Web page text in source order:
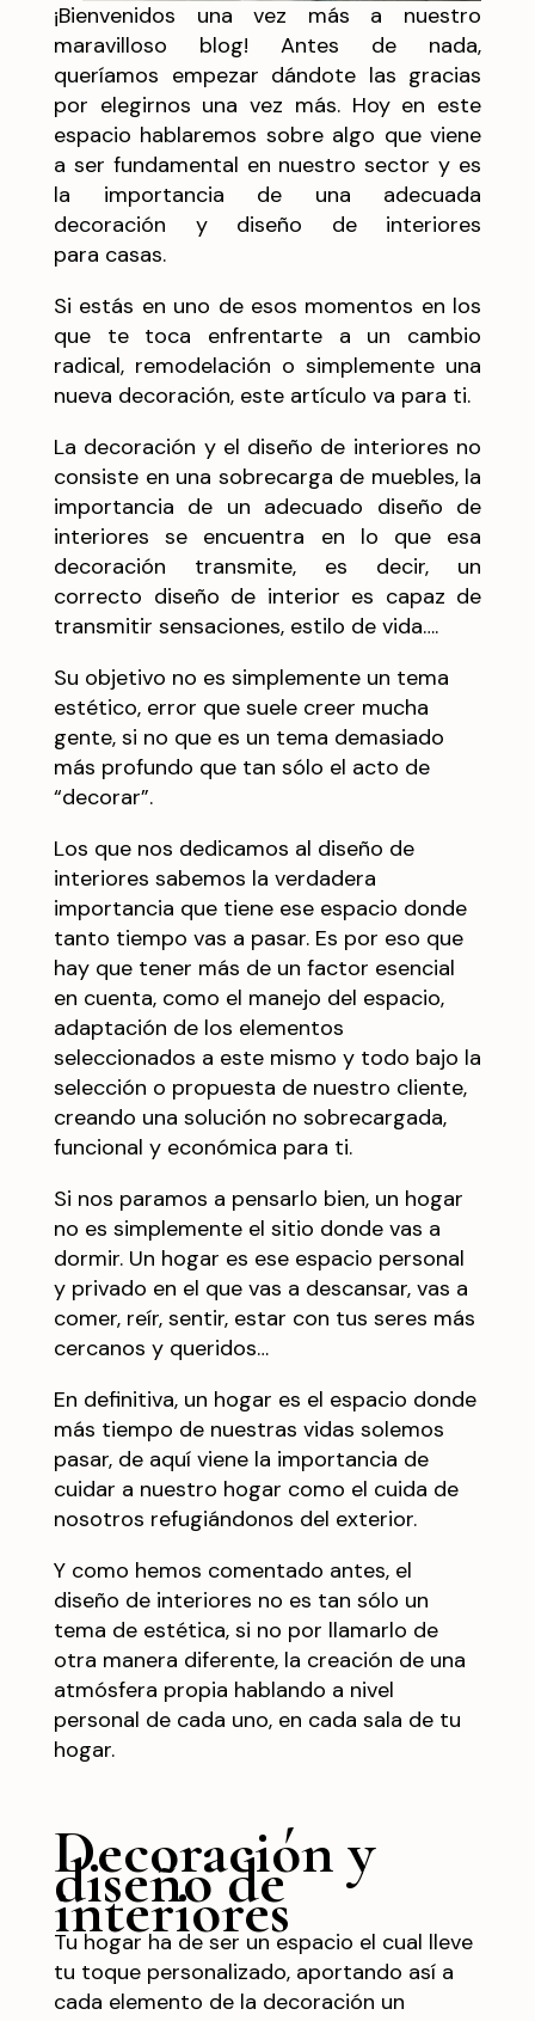
¡Bienvenidos una vez más a nuestro
maravilloso blog! Antes de nada,
queríamos empezar dándote las gracias
por elegirnos una vez más. Hoy en este
espacio hablaremos sobre algo que viene
a ser fundamental en nuestro sector y es
la importancia de una adecuada
decoración y diseño de interiores
para casas.
Si estás en uno de esos momentos en los
que te toca enfrentarte a un cambio
radical, remodelación o simplemente una
nueva decoración, este artículo va para ti.
La decoración y el diseño de interiores no
consiste en una sobrecarga de muebles, la
importancia de un adecuado diseño de
interiores se encuentra en lo que esa
decoración transmite, es decir, un
correcto diseño de interior es capaz de
transmitir sensaciones, estilo de vida….
Su objetivo no es simplemente un tema
estético, error que suele creer mucha
gente, si no que es un tema demasiado
más profundo que tan sólo el acto de
“decorar”.
Los que nos dedicamos al diseño de
interiores sabemos la verdadera
importancia que tiene ese espacio donde
tanto tiempo vas a pasar. Es por eso que
hay que tener más de un factor esencial
en cuenta, como el manejo del espacio,
adaptación de los elementos
seleccionados a este mismo y todo bajo la
selección o propuesta de nuestro cliente,
creando una solución no sobrecargada,
funcional y económica para ti.
Si nos paramos a pensarlo bien, un hogar
no es simplemente el sitio donde vas a
dormir. Un hogar es ese espacio personal
y privado en el que vas a descansar, vas a
comer, reír, sentir, estar con tus seres más
cercanos y queridos…
En definitiva, un hogar es el espacio donde
más tiempo de nuestras vidas solemos
pasar, de aquí viene la importancia de
cuidar a nuestro hogar como el cuida de
nosotros refugiándonos del exterior.
Y como hemos comentado antes, el
diseño de interiores no es tan sólo un
tema de estética, si no por llamarlo de
otra manera diferente, la creación de una
atmósfera propia hablando a nivel
personal de cada uno, en cada sala de tu
hogar.
Decoración y
diseño de
interiores
Tu hogar ha de ser un espacio el cual lleve
tu toque personalizado, aportando así a
cada elemento de la decoración un